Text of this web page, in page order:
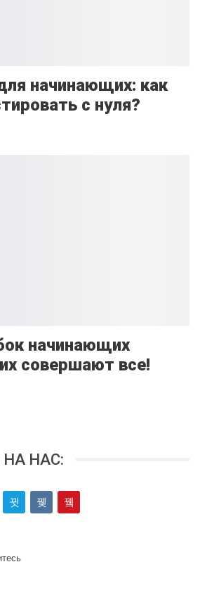
начинающих: как
с нуля?
начинающих
совершают все!
НАС: